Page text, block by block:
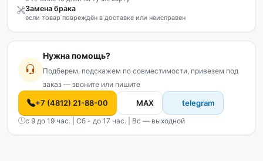
Замена брака
если товар повреждён в доставке или неисправен
Нужна помощь?
Подберем, подскажем по совместимости, привезем под
заказ — звоните или пишите
+7 (4812) 21-88-00 MAX telegram
с 9 до 19 час. | Сб - до 17 час. | Вс — выходной